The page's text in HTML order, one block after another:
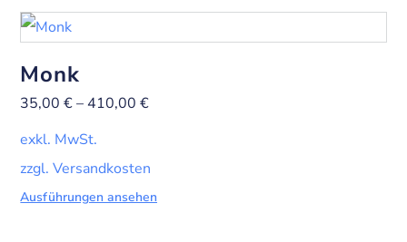
Monk
35,00€– 410,00€
exkl. MwSt.
zzgl. Versandkosten
Ausführungen ansehen